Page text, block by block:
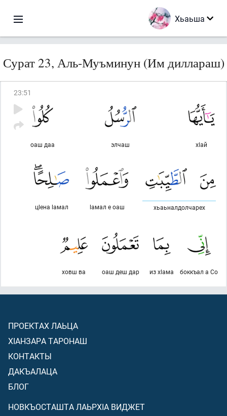
Хьаьша
Сурат 23, Аль-Муъминун (Им диллараш)
23:51
хlай
элчаш
оаш даа
хьаьналдолчарех
lамал е оаш
цlена lамал
боккъал а Со
из хlама
оаш деш дар
ховш ва
ПРОЕКТАХ ЛАЬЦА
ХIАНЗАРА ТАРОНАШ
КОНТАКТЫ
ДАКЪАЛАЦА
БЛОГ
НОВКЪОСТАШТА ЛАЬРХIА ВИДЖЕТ